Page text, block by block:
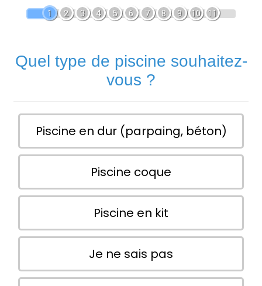
1 2 3 4 5 6 7 8 9 10 11
Quel type de piscine souhaitez-
vous ?
Piscine en dur (parpaing, béton)
Piscine coque
Piscine en kit
Je ne sais pas